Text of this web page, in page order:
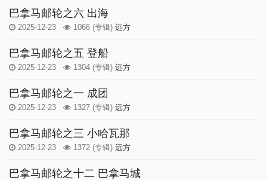
巴拿马邮轮之六 出海
2025-12-23 1066 (专辑) 远方
巴拿马邮轮之五 登船
2025-12-23 1304 (专辑) 远方
巴拿马邮轮之一 成团
2025-12-23 1327 (专辑) 远方
巴拿马邮轮之三 小哈瓦那
2025-12-23 1372 (专辑) 远方
巴拿马邮轮之十二 巴拿马城